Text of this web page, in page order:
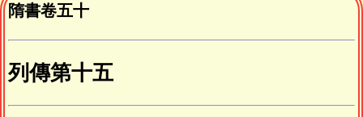
隋書卷五十
列傳第十五